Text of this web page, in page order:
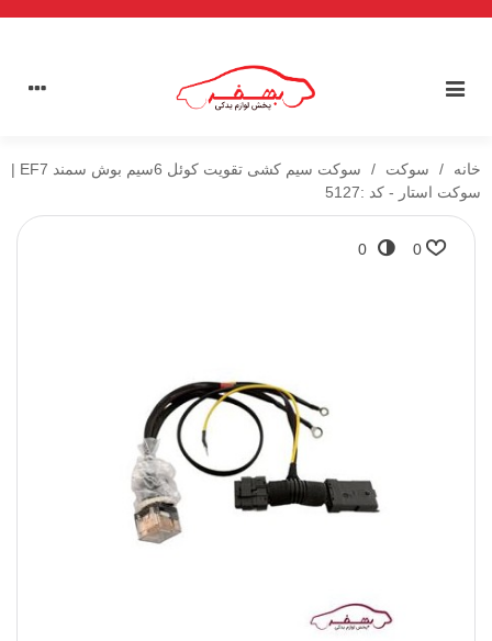
خانه / سوکت /
سوکت سیم کشی تقویت کوئل 6سیم بوش سمند EF7 |
سوکت استار - کد :5127
0
0